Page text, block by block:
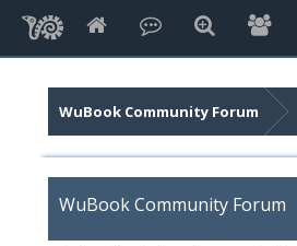
WuBook Community Forum
WuBook Community Forum